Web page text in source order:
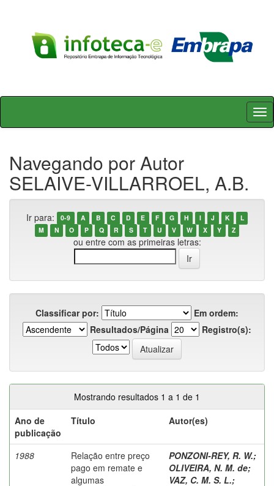
Skip
Navegando por Autor
SELAIVE-VILLARROEL, A.B.
Ir para: 0-9 A B C D E F G H I J K
L
M
N O P Q R S T U V W X Y Z
ou entre com as primeiras letras:
Classificar por:
Em ordem:
Resultados/Página
Registro(s):
Mostrando resultados 1 a 1 de 1
Ano de
publicação
Título Autor(es)
1988
Relação entre preço
pago em remate e
algumas
PONZONI-REY, R. W.;
OLIVEIRA, N. M. de;
VAZ, C. M. S. L.;